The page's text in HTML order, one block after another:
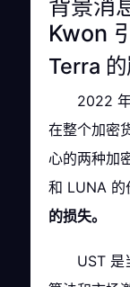
背景消
Kwon
Terra
2022
在整个加密
心的两种加
和 LUNA 的
的损失。
UST 是